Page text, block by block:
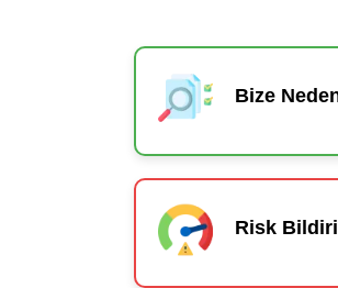
Bize
Risk